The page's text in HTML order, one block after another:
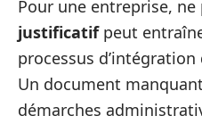
Pour une entreprise,
justificatifpeut
processus d’intégration
Un document
démarches